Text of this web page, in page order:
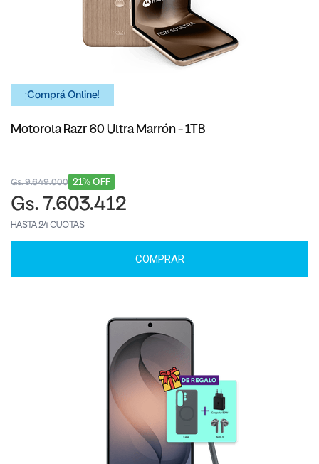
¡Comprá Online!
Motorola Razr 60 Ultra Marrón - 1TB
21% OFF
Gs. 9.649.000
Gs. 7.603.412
HASTA 24 CUOTAS
COMPRAR